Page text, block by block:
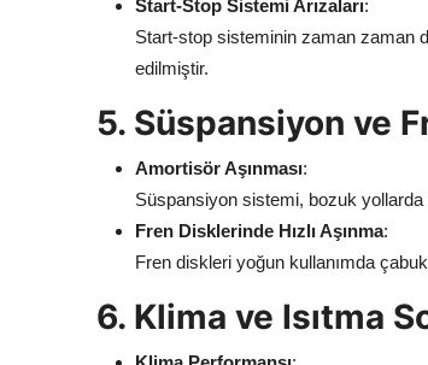
Start-Stop Sistemi Arızaları:
Start-stop sisteminin zaman zaman
edilmiştir.
5. Süspansiyon ve
Amortisör Aşınması:
Süspansiyon sistemi, bozuk yollarda
Fren Disklerinde Hızlı Aşınma:
Fren diskleri yoğun kullanımda
6. Klima ve Isıtma